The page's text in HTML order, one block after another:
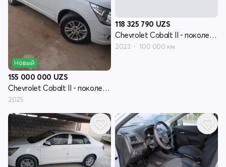
Новый
155 000 000 UZS
Chevrolet Cobalt II - поколение рестайлинг
2025
118 325 790 UZS
Chevrolet Cobalt II - поколение рестайлинг
2023 100 000 км